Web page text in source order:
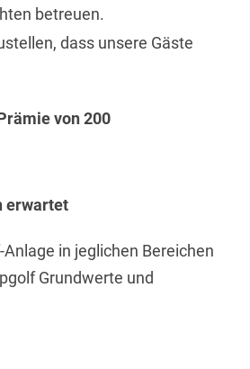
betreuen.
dass unsere Gäste
von 200
erwartet
in jeglichen Bereichen
Grundwerte und